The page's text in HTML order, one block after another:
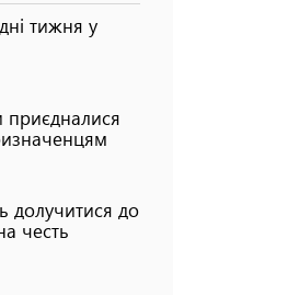
тижня у
приєдналися
долучитися до
честь